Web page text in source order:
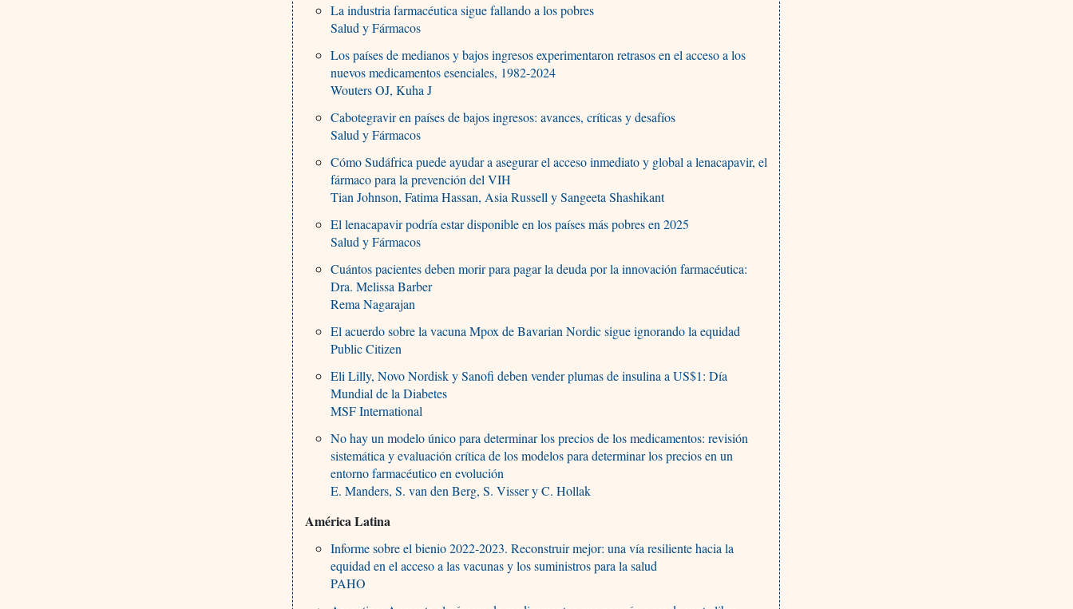
La industria farmacéutica sigue fallando a los pobres
Salud y Fármacos
Los países de medianos y bajos ingresos experimentaron retrasos en el acceso a los
nuevos medicamentos esenciales, 1982-2024
Wouters OJ, Kuha J
Cabotegravir en países de bajos ingresos: avances, críticas y desafíos
Salud y Fármacos
Cómo Sudáfrica puede ayudar a asegurar el acceso inmediato y global a lenacapavir, el
fármaco para la prevención del VIH
Tian Johnson, Fatima Hassan, Asia Russell y Sangeeta Shashikant
El lenacapavir podría estar disponible en los países más pobres en 2025
Salud y Fármacos
Cuántos pacientes deben morir para pagar la deuda por la innovación farmacéutica:
Dra. Melissa Barber
Rema Nagarajan
El acuerdo sobre la vacuna Mpox de Bavarian Nordic sigue ignorando la equidad
Public Citizen
Eli Lilly, Novo Nordisk y Sanofi deben vender plumas de insulina a US$1: Día
Mundial de la Diabetes
MSF International
No hay un modelo único para determinar los precios de los medicamentos: revisión
sistemática y evaluación crítica de los modelos para determinar los precios en un
entorno farmacéutico en evolución
E. Manders, S. van den Berg, S. Visser y C. Hollak
América Latina
Informe sobre el bienio 2022-2023. Reconstruir mejor: una vía resiliente hacia la
equidad en el acceso a las vacunas y los suministros para la salud
PAHO